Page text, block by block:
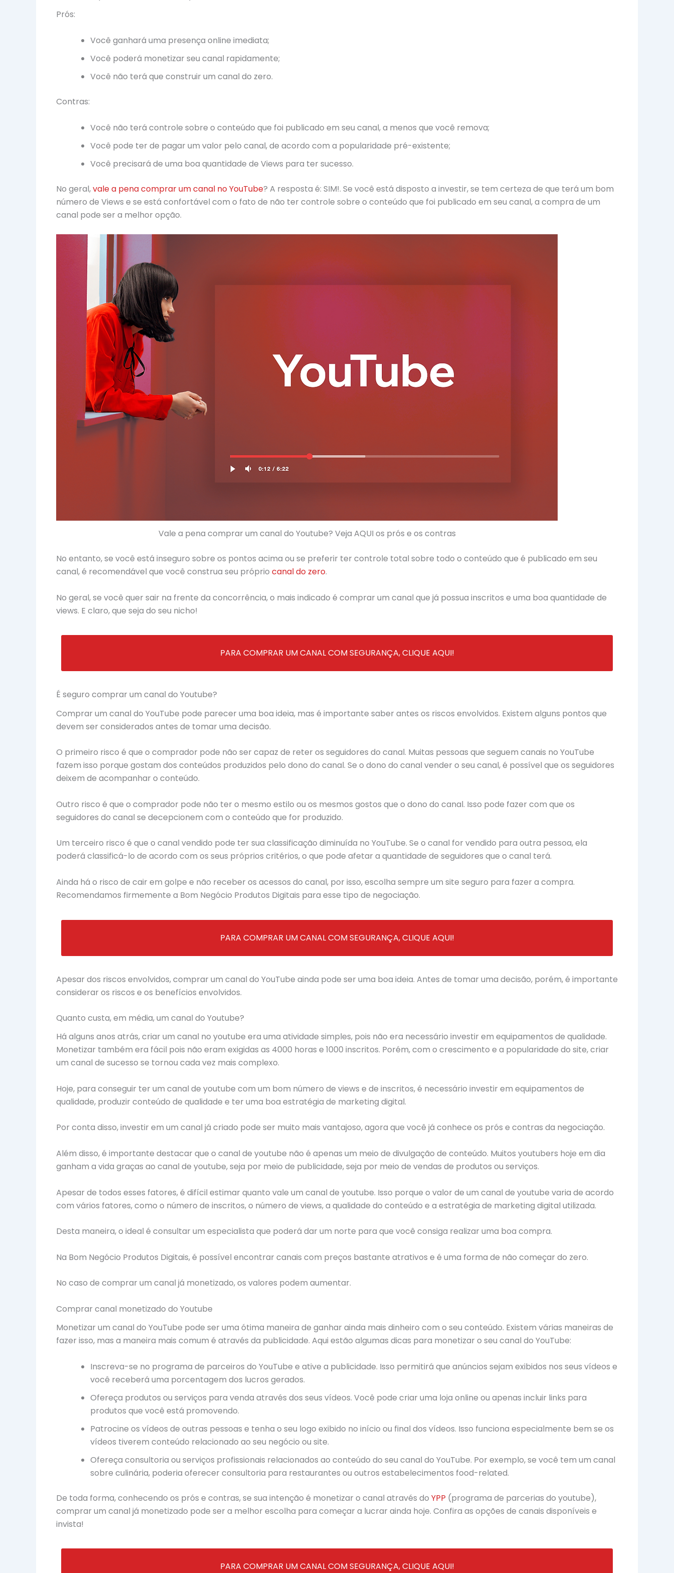
Prós:
Você ganhará uma presença online imediata;
Você poderá monetizar seu canal rapidamente;
Você não terá que construir um canal do zero.
Contras:
Você não terá controle sobre o conteúdo que foi publicado em seu canal, a menos que você remova;
Você pode ter de pagar um valor pelo canal, de acordo com a popularidade pré-existente;
Você precisará de uma boa quantidade de Views para ter sucesso.
No geral,vale a pena comprar um canal no YouTube? A resposta é: SIM!. Se você está disposto a investir, se tem certeza de que terá um bom
número de Views e se está confortável com o fato de não ter controle sobre o conteúdo que foi publicado em seu canal, a compra de um
canal pode ser a melhor opção.
Vale a pena comprar um canal do Youtube? Veja AQUI os prós e os contras
No entanto, se você está inseguro sobre os pontos acima ou se preferir ter controle total sobre todo o conteúdo que é publicado em seu
canal, é recomendável que você construa seu próprio canal do zero.
No geral, se você quer sair na frente da concorrência, o mais indicado é comprar um canal que já possua inscritos e uma boa quantidade de
views. E claro, que seja do seu nicho!
PARA COMPRAR UM CANAL COM SEGURANÇA, CLIQUE AQUI!
É seguro comprar um canal do Youtube?
Comprar um canal do YouTube pode parecer uma boa ideia, mas é importante saber antes os riscos envolvidos. Existem alguns pontos que
devem ser considerados antes de tomar uma decisão.
O primeiro risco é que o comprador pode não ser capaz de reter os seguidores do canal. Muitas pessoas que seguem canais no YouTube
fazem isso porque gostam dos conteúdos produzidos pelo dono do canal. Se o dono do canal vender o seu canal, é possível que os seguidores
deixem de acompanhar o conteúdo.
Outro risco é que o comprador pode não ter o mesmo estilo ou os mesmos gostos que o dono do canal. Isso pode fazer com que os
seguidores do canal se decepcionem com o conteúdo que for produzido.
Um terceiro risco é que o canal vendido pode ter sua classificação diminuída no YouTube. Se o canal for vendido para outra pessoa, ela
poderá classificá-lo de acordo com os seus próprios critérios, o que pode afetar a quantidade de seguidores que o canal terá.
Ainda há o risco de cair em golpe e não receber os acessos do canal, por isso, escolha sempre um site seguro para fazer a compra.
Recomendamos firmemente a Bom Negócio Produtos Digitais para esse tipo de negociação.
PARA COMPRAR UM CANAL COM SEGURANÇA, CLIQUE AQUI!
Apesar dos riscos envolvidos, comprar um canal do YouTube ainda pode ser uma boa ideia. Antes de tomar uma decisão, porém, é importante
considerar os riscos e os benefícios envolvidos.
Quanto custa, em média, um canal do Youtube?
Há alguns anos atrás, criar um canal no youtube era uma atividade simples, pois não era necessário investir em equipamentos de qualidade.
Monetizar também era fácil pois não eram exigidas as 4000 horas e 1000 inscritos. Porém, com o crescimento e a popularidade do site, criar
um canal de sucesso se tornou cada vez mais complexo.
Hoje, para conseguir ter um canal de youtube com um bom número de views e de inscritos, é necessário investir em equipamentos de
qualidade, produzir conteúdo de qualidade e ter uma boa estratégia de marketing digital.
Por conta disso, investir em um canal já criado pode ser muito mais vantajoso, agora que você já conhece os prós e contras da negociação.
Além disso, é importante destacar que o canal de youtube não é apenas um meio de divulgação de conteúdo. Muitos youtubers hoje em dia
ganham a vida graças ao canal de youtube, seja por meio de publicidade, seja por meio de vendas de produtos ou serviços.
Apesar de todos esses fatores, é difícil estimar quanto vale um canal de youtube. Isso porque o valor de um canal de youtube varia de acordo
com vários fatores, como o número de inscritos, o número de views, a qualidade do conteúdo e a estratégia de marketing digital utilizada.
Desta maneira, o ideal é consultar um especialista que poderá dar um norte para que você consiga realizar uma boa compra.
Na Bom Negócio Produtos Digitais, é possível encontrar canais com preços bastante atrativos e é uma forma de não começar do zero.
No caso de comprar um canal já monetizado, os valores podem aumentar.
Comprar canal monetizado do Youtube
Monetizar um canal do YouTube pode ser uma ótima maneira de ganhar ainda mais dinheiro com o seu conteúdo. Existem várias maneiras de
fazer isso, mas a maneira mais comum é através da publicidade. Aqui estão algumas dicas para monetizar o seu canal do YouTube:
Inscreva-se no programa de parceiros do YouTube e ative a publicidade. Isso permitirá que anúncios sejam exibidos nos seus vídeos e
você receberá uma porcentagem dos lucros gerados.
Ofereça produtos ou serviços para venda através dos seus vídeos. Você pode criar uma loja online ou apenas incluir links para
produtos que você está promovendo.
Patrocine os vídeos de outras pessoas e tenha o seu logo exibido no início ou final dos vídeos. Isso funciona especialmente bem se os
vídeos tiverem conteúdo relacionado ao seu negócio ou site.
Ofereça consultoria ou serviços profissionais relacionados ao conteúdo do seu canal do YouTube. Por exemplo, se você tem um canal
sobre culinária, poderia oferecer consultoria para restaurantes ou outros estabelecimentos food-related.
De toda forma, conhecendo os prós e contras, se sua intenção é monetizar o canal através do YPP (programa de parcerias do youtube),
comprar um canal já monetizado pode ser a melhor escolha para começar a lucrar ainda hoje. Confira as opções de canais disponíveis e
invista!
PARA COMPRAR UM CANAL COM SEGURANÇA, CLIQUE AQUI!